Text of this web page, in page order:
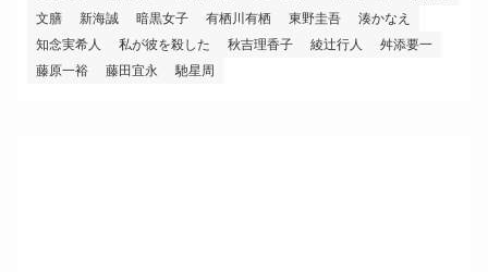
文膳
新海誠 暗黒女子 有栖川有栖 東野圭吾
湊かなえ
知念実希人
私が彼を殺した 秋吉理香子 綾辻行人
舛添要一
藤原一裕
藤田宜永 馳星周